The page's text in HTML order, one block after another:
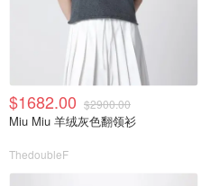
$1682.00 $2900.00
Miu Miu 羊绒灰色翻领衫
ThedoubleF